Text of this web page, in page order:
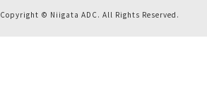
Copyright © Niigata ADC. All Rights Reserved.